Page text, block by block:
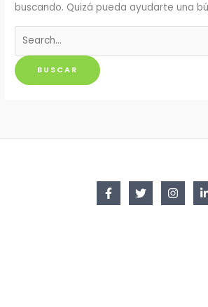
buscando. Quizá pueda ayudarte una
Buscar
por: